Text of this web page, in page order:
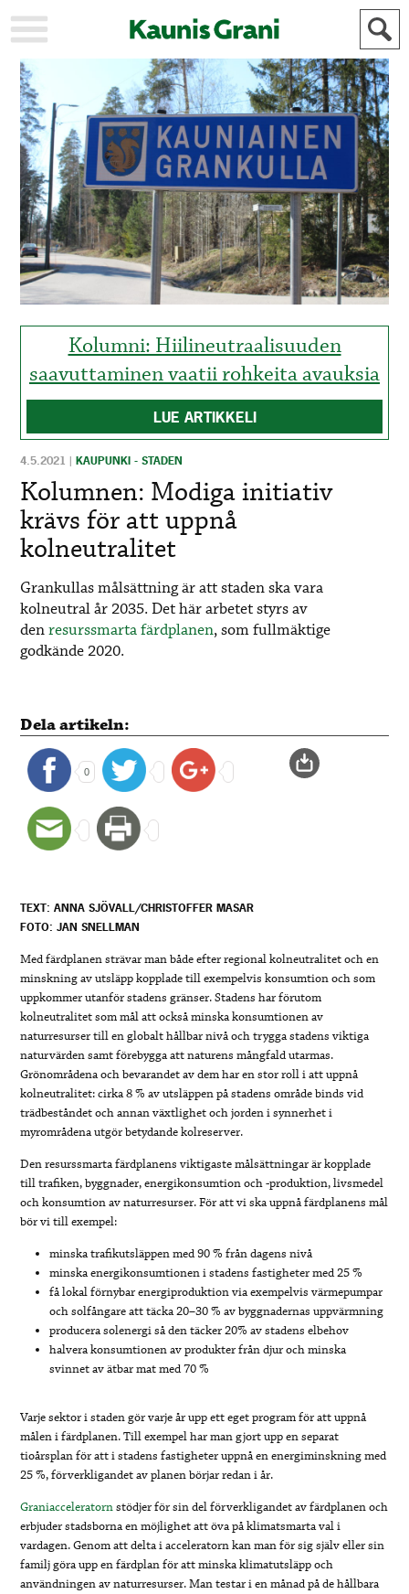
KAUPUNKI
STADEN
AJANKOHTAISTA
AKTUELLT
URHEILU
IDROTT
KULTTUURI
KULTUR
HISTORIA
HISTORIA
YLEINEN
ALLMÄN
MAINOSTAJILLE
FÖR
ANNONSÖRER
Kolumni: Hiilineutraalisuuden
saavuttaminen vaatii rohkeita avauksia
LUE ARTIKKELI
4.5.2021 |KAUPUNKI - STADEN
Kolumnen: Modiga initiativ
krävs för att uppnå
kolneutralitet
Grankullas målsättning är att staden ska vara
kolneutral år 2035. Det här arbetet styrs av
denresurssmarta färdplanen, som fullmäktige
godkände 2020.
Dela artikeln:
0
TEXT: ANNA SJÖVALL/CHRISTOFFER MASAR
FOTO: JAN SNELLMAN
Med färdplanen strävar man både efter regional kolneutralitet och en
minskning av utsläpp kopplade till exempelvis konsumtion och som
uppkommer utanför stadens gränser. Stadens har förutom
kolneutralitet som mål att också minska konsumtionen av
naturresurser till en globalt hållbar nivå och trygga stadens viktiga
naturvärden samt förebygga att naturens mångfald utarmas.
Grönområdena och bevarandet av dem har en stor roll i att uppnå
kolneutralitet: cirka 8 % av utsläppen på stadens område binds vid
trädbeståndet och annan växtlighet och jorden i synnerhet i
myrområdena utgör betydande kolreserver.
Den resurssmarta färdplanens viktigaste målsättningar är kopplade
till trafiken, byggnader, energikonsumtion och -produktion, livsmedel
och konsumtion av naturresurser. För att vi ska uppnå färdplanens mål
bör vi till exempel:
minska trafikutsläppen med 90 % från dagens nivå
minska energikonsumtionen i stadens fastigheter med 25 %
få lokal förnybar energiproduktion via exempelvis värmepumpar
och solfångare att täcka 20–30 % av byggnadernas uppvärmning
producera solenergi så den täcker 20% av stadens elbehov
halvera konsumtionen av produkter från djur och minska
svinnet av ätbar mat med 70 %
Varje sektor i staden gör varje år upp ett eget program för att uppnå
målen i färdplanen. Till exempel har man gjort upp en separat
tioårsplan för att i stadens fastigheter uppnå en energiminskning med
25 %, förverkligandet av planen börjar redan i år.
Graniacceleratornstödjer för sin del förverkligandet av färdplanen och
erbjuder stadsborna en möjlighet att öva på klimatsmarta val i
vardagen. Genom att delta i acceleratorn kan man för sig själv eller sin
familj göra upp en färdplan för att minska klimatutsläpp och
användningen av naturresurser. Man testar i en månad på de hållbara